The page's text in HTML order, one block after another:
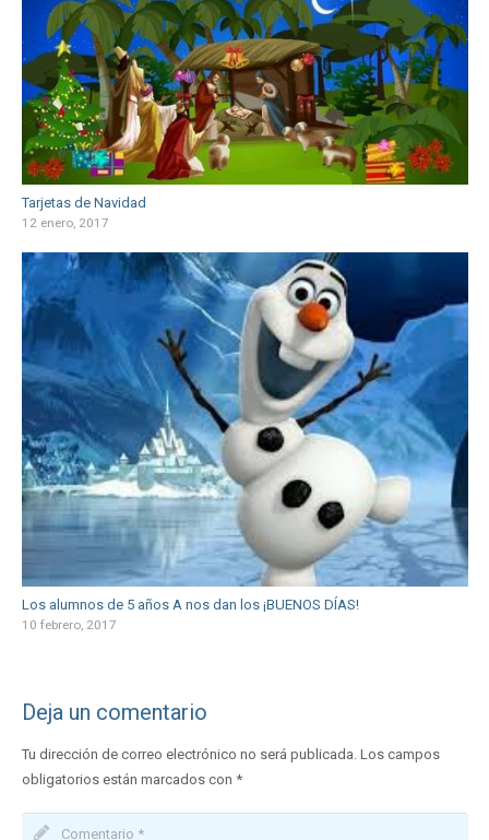
Tarjetas de Navidad
12 enero, 2017
Los alumnos de 5 años A nos dan los ¡BUENOS DÍAS!
10 febrero, 2017
Deja un comentario
Tu dirección de correo electrónico no será publicada. Los campos
obligatorios están marcados con *